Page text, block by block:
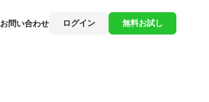
お問い合わせ ログイン 無料お試し